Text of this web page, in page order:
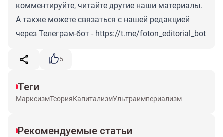
комментируйте, читайте другие наши материалы.
А также можете связаться с нашей редакцией
через Телеграм-бот - https://t.me/foton_editorial_bot
5
Теги
МарксизмТеорияКапитализмУльтраимпериализм
Рекомендуемые статьи